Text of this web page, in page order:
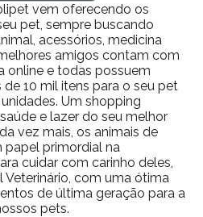
vem oferecendo os
pet, sempre buscando
acessórios, medicina
amigos contam com
online e todas possuem
10 mil itens para o seu pet
Um shopping
e lazer do seu melhor
vez mais, os animais de
papel primordial na
cuidar com carinho deles,
com uma ótima
de última geração para a
pets.